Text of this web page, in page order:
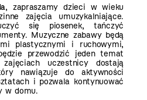
, zapraszamy dzieci w wieku
zajęcia umuzykalniające.
się piosenek, tańczyć
Muzyczne zabawy będą
plastycznymi i ruchowymi,
przewodzić jeden temat
uczestnicy dostają
nawiązuje do aktywności
i pozwala kontynuować
w domu.